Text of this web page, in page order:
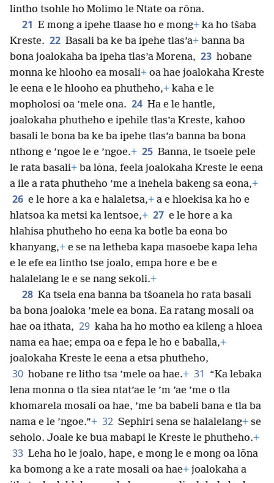
lintho tsohle ho Molimo le Ntate oa rōna.
21 E mong a ipehe tlaase ho e mong+ ka ho tšaba
Kreste. 22 Basali ba ke ba ipehe tlas’a+ banna ba
bona joalokaha ba ipeha tlas’a Morena, 23 hobane
monna ke hlooho ea mosali+ oa hae joalokaha Kreste
le eena e le hlooho ea phutheho,+ kaha e le
mopholosi oa ’mele ona. 24 Ha e le hantle,
joalokaha phutheho e ipehile tlas’a Kreste, kahoo
basali le bona ba ke ba ipehe tlas’a banna ba bona
nthong e ’ngoe le e ’ngoe.+ 25 Banna, le tsoele pele
le rata basali+ ba lōna, feela joalokaha Kreste le eena
a ile a rata phutheho ’me a inehela bakeng sa eona,+
26 e le hore a ka e halaletsa,+ a e hloekisa ka ho e
hlatsoa ka metsi ka lentsoe,+ 27 e le hore a ka
hlahisa phutheho ho eena ka botle ba eona bo
khanyang,+ e se na letheba kapa masoebe kapa leha
e le efe ea lintho tse joalo, empa hore e be e
halalelang le e se nang sekoli.+
28 Ka tsela ena banna ba tšoanela ho rata basali
ba bona joaloka ’mele ea bona. Ea ratang mosali oa
hae oa ithata, 29 kaha ha ho motho ea kileng a hloea
nama ea hae; empa oa e fepa le ho e baballa,+
joalokaha Kreste le eena a etsa phutheho,
30 hobane re litho tsa ’mele oa hae.+ 31
“Ka lebaka
lena monna o tla siea ntat’ae le ’m ’ae ’me o tla
khomarela mosali oa hae, ’me ba babeli bana e tla ba
nama e le ’ngoe.”+ 32 Sephiri sena se halalelang+ se
seholo. Joale ke bua mabapi le Kreste le phutheho.+
33 Leha ho le joalo, hape, e mong le e mong oa lōna
ka bomong a ke a rate mosali oa hae+ joalokaha a